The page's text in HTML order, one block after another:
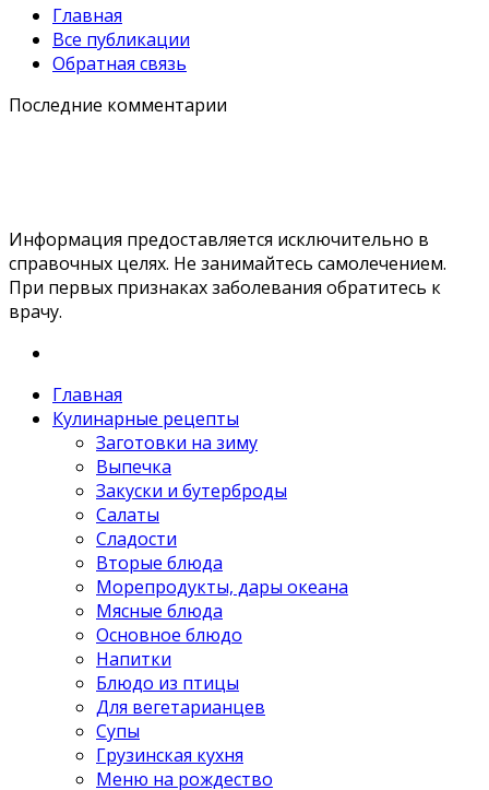
Главная
Все публикации
Обратная связь
Последние комментарии
Информация предоставляется исключительно в
справочных целях. Не занимайтесь самолечением.
При первых признаках заболевания обратитесь к
врачу.
Главная
Кулинарные рецепты
Заготовки на зиму
Выпечка
Закуски и бутерброды
Салаты
Сладости
Вторые блюда
Морепродукты, дары океана
Мясные блюда
Основное блюдо
Напитки
Блюдо из птицы
Для вегетарианцев
Супы
Грузинская кухня
Меню на рождество